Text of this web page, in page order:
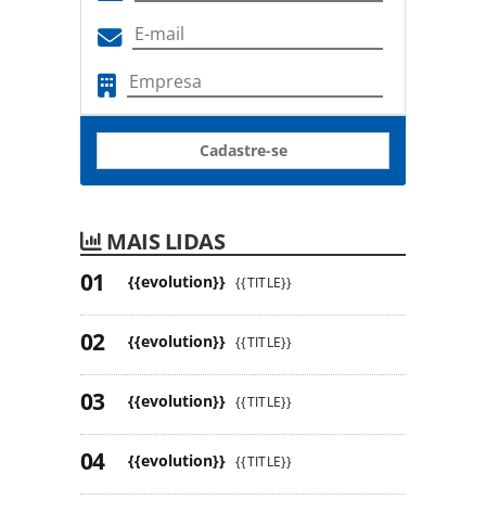
Cadastre-se
MAIS LIDAS
{{evolution}} {{TITLE}}
{{evolution}} {{TITLE}}
{{evolution}} {{TITLE}}
{{evolution}} {{TITLE}}